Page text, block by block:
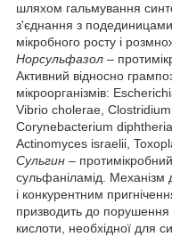
шляхом гальмування
з'єднання з
мікробного росту і
Норсульфазол –
Активний відносно
мікроорганізмів:
Vibrio cholerae,
Corynebacterium
Actinomyces israelii,
Сульгин – протимікробний
сульфаніламід. Механізм
і конкурентним
призводить до порушення
кислоти, необхідної для